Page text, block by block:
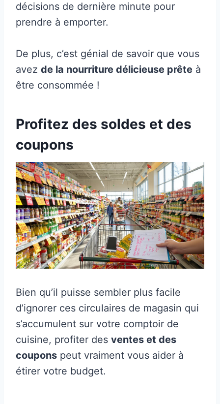
décisions de dernière minute pour
prendre à emporter.
De plus, c’est génial de savoir que vous
avez de la nourriture délicieuse prête à
être consommée !
Profitez des soldes et des
coupons
Bien qu’il puisse sembler plus facile
d’ignorer ces circulaires de magasin qui
s’accumulent sur votre comptoir de
cuisine, profiter des ventes et des
coupons peut vraiment vous aider à
étirer votre budget.